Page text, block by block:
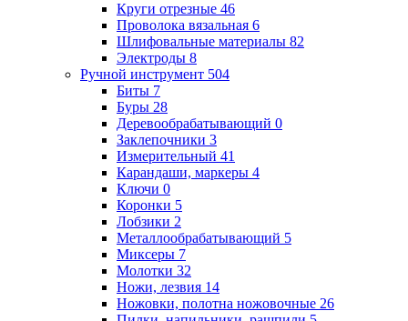
Круги отрезные 46
Проволока вязальная 6
Шлифовальные материалы 82
Электроды 8
Ручной инструмент 504
Биты 7
Буры 28
Деревообрабатывающий 0
Заклепочники 3
Измерительный 41
Карандаши, маркеры 4
Ключи 0
Коронки 5
Лобзики 2
Металлообрабатывающий 5
Миксеры 7
Молотки 32
Ножи, лезвия 14
Ножовки, полотна ножовочные 26